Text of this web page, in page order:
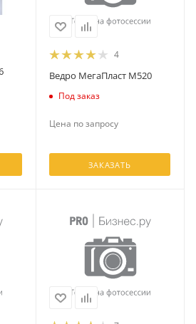
4
Ведро МегаПласт М520
Под заказ
Цена по запросу
ЗАКАЗАТЬ